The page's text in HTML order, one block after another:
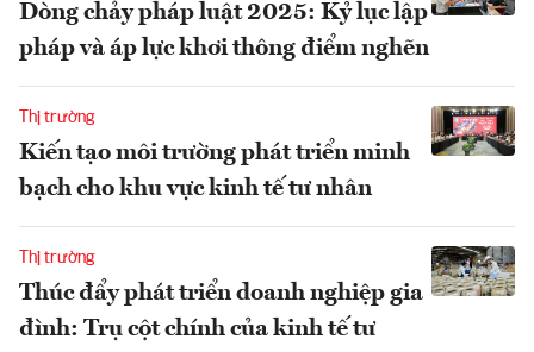
Dòng chảy pháp luật 2025: Kỷ lục lập
pháp và áp lực khơi thông điểm nghẽn
Thị trường
Kiến tạo môi trường phát triển minh
bạch cho khu vực kinh tế tư nhân
Thị trường
Thúc đẩy phát triển doanh nghiệp gia
đình: Trụ cột chính của kinh tế tư